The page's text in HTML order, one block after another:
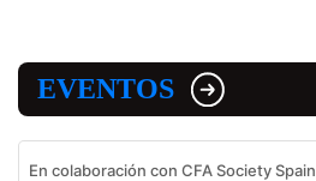
EVENTOS
En colaboración con CFA Society Spain